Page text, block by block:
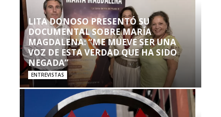
LITA DONOSO PRESENTÓ SU
DOCUMENTAL SOBRE MARÍA
MAGDALENA: “ME MUEVE SER UNA
VOZ DE ESTA VERDAD QUE HA SIDO
NEGADA”
ENTREVISTAS